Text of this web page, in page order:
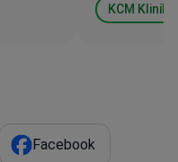
KCM Klinik
Facebook